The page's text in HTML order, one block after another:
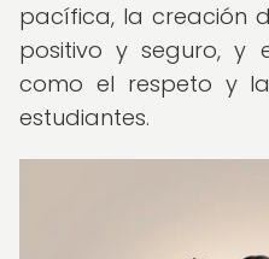
pacífica, la creación
positivo y seguro, y
como el respeto y
estudiantes.